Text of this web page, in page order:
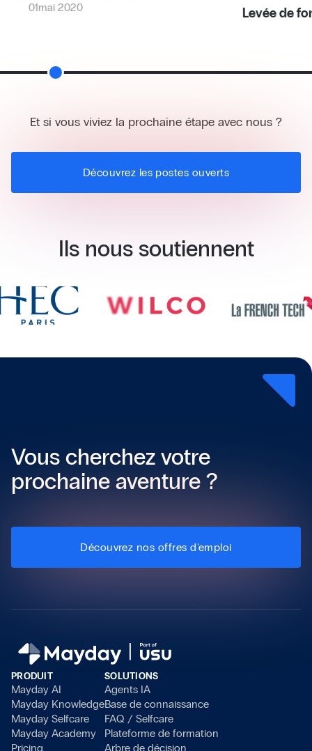
Levée de fonds
Et si vous viviez la prochaine étape avec nous ?
Découvrez les postes ouverts
Ils nous soutiennent
Vous cherchez votre
prochaine aventure ?
Découvrez nos offres d'emploi
PRODUIT
Mayday AI
Mayday Knowledge
Mayday Selfcare
Mayday Academy
Pricing
SOLUTIONS
Agents IA
Base de connaissance
FAQ / Selfcare
Plateforme de formation
Arbre de décision